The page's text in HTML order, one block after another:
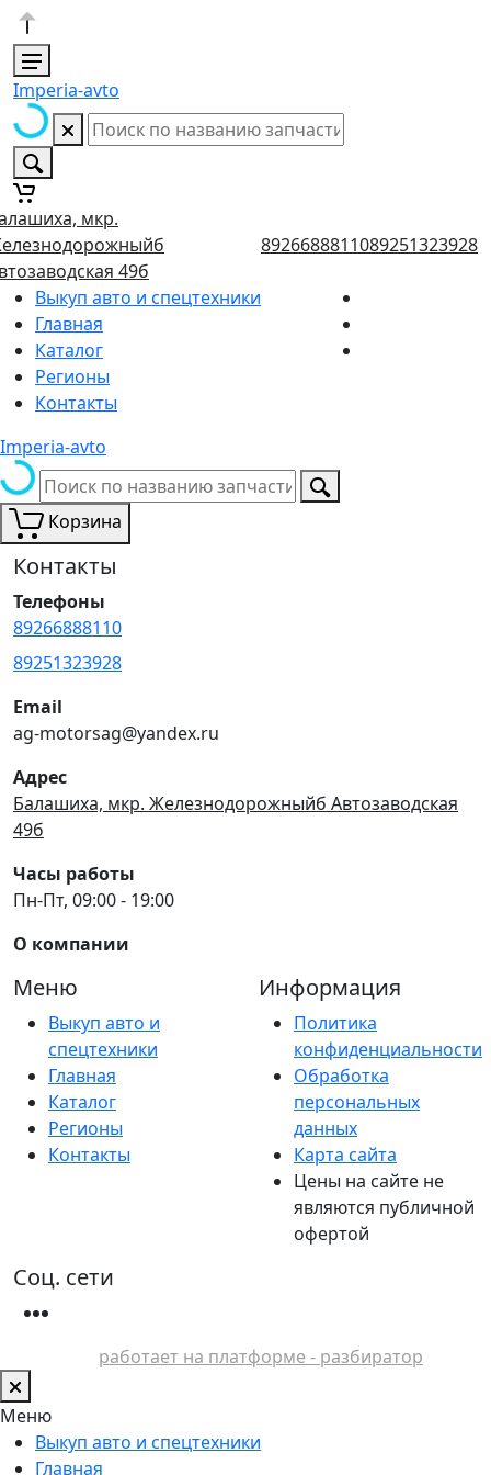
Imperia-avto
мкр.
49б
8926688811089251323928
Выкуп авто и спецтехники
Главная
Каталог
Регионы
Контакты
Imperia-avto
Корзина
Контакты
Телефоны
89266888110
89251323928
Email
ag-motorsag@yandex.ru
Адрес
Балашиха, мкр. Железнодорожныйб Автозаводская
49б
Часы работы
Пн-Пт, 09:00 - 19:00
О компании
Меню
Выкуп авто и
спецтехники
Главная
Каталог
Регионы
Контакты
Информация
Политика
конфиденциальности
Обработка
персональных
данных
Карта сайта
Цены на сайте не
являются публичной
офертой
Соц. сети
работает на платформе - разбиратор
Меню
Выкуп авто и спецтехники
Главная